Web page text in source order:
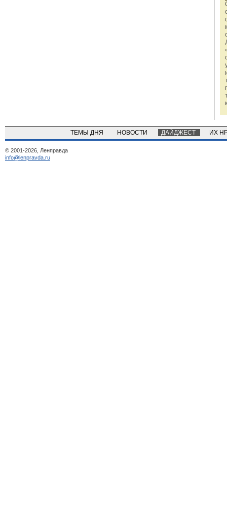
ТЕМЫ ДНЯ НОВОСТИ ДАЙДЖЕСТ ИХ
© 2001-2026, Ленправда
info@lenpravda.ru